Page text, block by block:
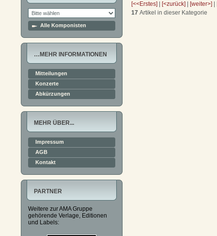
Alle Komponisten
…MEHR INFORMATIONEN
Mitteilungen
Konzerte
Abkürzungen
MEHR ÜBER...
Impressum
AGB
Kontakt
PARTNER
Weitere zur AMA Gruppe
gehörende Verlage, Editionen
und Labels:
[<<Erstes] [<zurück] [weiter>]
17 Artikel in dieser Kategorie